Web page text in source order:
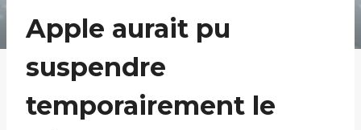
Apple aurait pu
suspendre
temporairement le